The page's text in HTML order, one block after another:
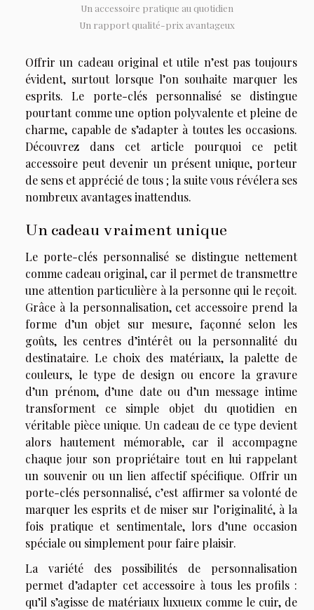
Un accessoire pratique au quotidien
Un rapport qualité-prix avantageux
Offrir un cadeau original et utile n’est pas toujours
évident, surtout lorsque l’on souhaite marquer les
esprits. Le porte-clés personnalisé se distingue
pourtant comme une option polyvalente et pleine de
charme, capable de s’adapter à toutes les occasions.
Découvrez dans cet article pourquoi ce petit
accessoire peut devenir un présent unique, porteur
de sens et apprécié de tous ; la suite vous révélera ses
nombreux avantages inattendus.
Un cadeau vraiment unique
Le porte-clés personnalisé se distingue nettement
comme cadeau original, car il permet de transmettre
une attention particulière à la personne qui le reçoit.
Grâce à la personnalisation, cet accessoire prend la
forme d’un objet sur mesure, façonné selon les
goûts, les centres d’intérêt ou la personnalité du
destinataire. Le choix des matériaux, la palette de
couleurs, le type de design ou encore la gravure
d’un prénom, d’une date ou d’un message intime
transforment ce simple objet du quotidien en
véritable pièce unique. Un cadeau de ce type devient
alors hautement mémorable, car il accompagne
chaque jour son propriétaire tout en lui rappelant
un souvenir ou un lien affectif spécifique. Offrir un
porte-clés personnalisé, c’est affirmer sa volonté de
marquer les esprits et de miser sur l’originalité, à la
fois pratique et sentimentale, lors d’une occasion
spéciale ou simplement pour faire plaisir.
La variété des possibilités de personnalisation
permet d’adapter cet accessoire à tous les profils :
qu’il s’agisse de matériaux luxueux comme le cuir, de